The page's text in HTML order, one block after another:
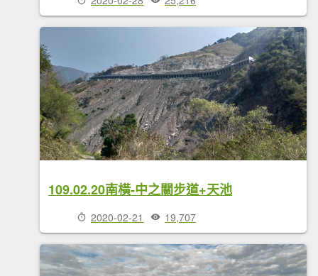
109.02.20南橫-中之關步道+天池
2020-02-21 19,707